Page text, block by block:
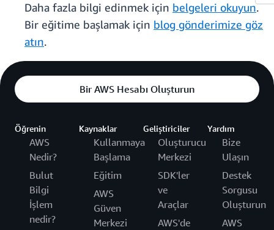
Daha fazla bilgi edinmek için belgeleri okuyun.
Bir eğitime başlamak için blog gönderimize göz
atın.
Bir AWS Hesabı Oluşturun
Öğrenin
AWS
Nedir?
Bulut
Bilgi
İşlem
nedir?
Kaynaklar
Kullanmaya
Başlama
Eğitim
AWS
Güven
Merkezi
Geliştiriciler
Oluşturucu
Merkezi
SDK'ler
ve
Araçlar
AWS'de
Yardım
Bize
Ulaşın
Destek
Sorgusu
Oluşturun
AWS